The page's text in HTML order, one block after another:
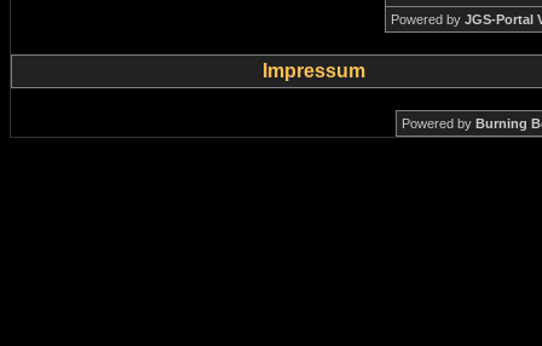
Powered by JGS-Portal
Impressum
Powered by Burning